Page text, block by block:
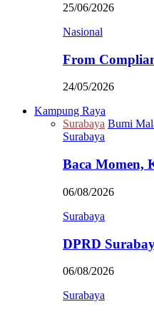
25/06/2026
Nasional
From
24/05/2026
Kampung Raya
Surabaya Bumi
Surabaya
Baca Momen,
06/08/2026
Surabaya
DPRD
06/08/2026
Surabaya